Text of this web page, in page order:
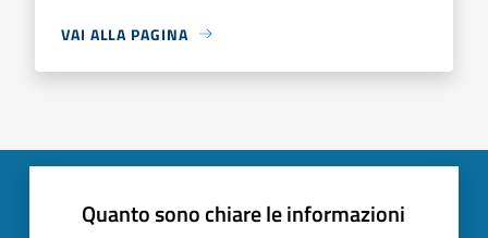
VAI ALLA PAGINA
Quanto sono chiare le informazioni